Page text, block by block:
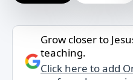
Grow closer to
teaching.
Click here to add